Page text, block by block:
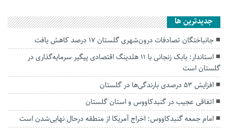
جديدترين ها
جانباختگان تصادفات درون‌شهری گلستان ۱۷ درصد کاهش یافت
استاندار: بابک زنجانی با ۱۱ هلدینگ اقتصادی پیگیر سرمایه‌گذاری در
گلستان است
افزایش ۵۳ درصدی بارندگی‌ها در گلستان
اتفاقی عجیب در‌ گنبدکاووس و استان گلستان
امام جمعه گنبدکاووس: اخراج آمریکا از منطقه درحال نهایی‌شدن است